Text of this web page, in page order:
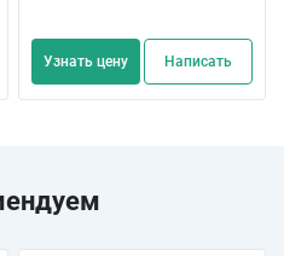
Узнать цену Написать